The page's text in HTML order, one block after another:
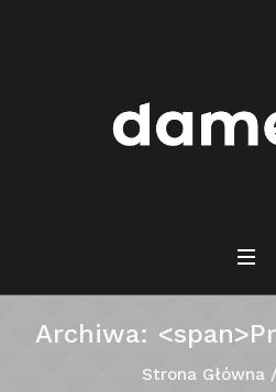
Archiwa:
Strona Główna /